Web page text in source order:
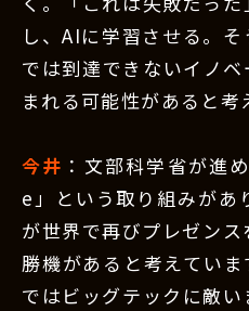
し、AIに学習させる。
では到達できないイノ
まれる可能性があると考
今井 ：文部科学省が進
e」という取り組みがあ
が世界で再びプレゼン
勝機があると考えてい
ではビッグテックに敵